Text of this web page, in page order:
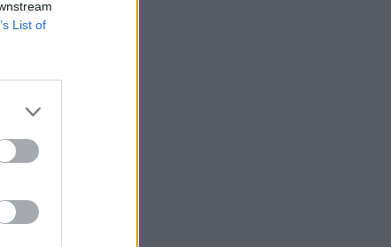
List of
Bizottsága